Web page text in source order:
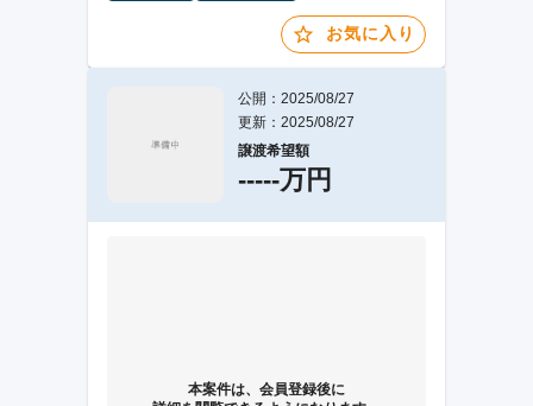
お気に入り
公開：2025/08/27
更新：2025/08/27
譲渡希望額
-----万円
本案件は、会員登録後に